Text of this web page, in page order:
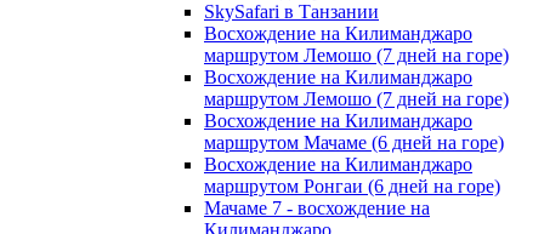
SkySafari в Танзании
Восхождение на Килиманджаро
маршрутом Лемошо (7 дней на горе)
Восхождение на Килиманджаро
маршрутом Лемошо (7 дней на горе)
Восхождение на Килиманджаро
маршрутом Мачаме (6 дней на горе)
Восхождение на Килиманджаро
маршрутом Ронгаи (6 дней на горе)
Мачаме 7 - восхождение на
Килиманджаро